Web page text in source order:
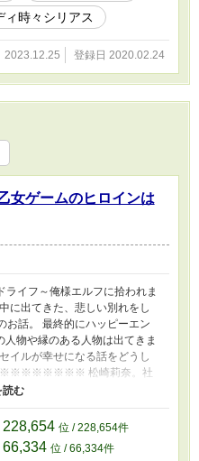
まま書いている初心者です。
々あると思います。温かい目
ィ時々シリアス
2023.12.25 登録日 2020.02.24
女ゲームのヒロインは
イフ～俺様エルフに拾われま
に出てきた、悲しい別れをし
お話。 最終的にハッピーエン
人物や縁のある人物は出てきま
イルが幸せになる話をどうし
← ※※※※※※※※ 松崎莉奈。社
女ゲームで、一目惚れした大
い状態だった。 大好きな彼と
ことだけが心残りだった莉奈
していた乙女ゲームのヒロイ
228,654 位 / 228,654件
66,334 位 / 66,334件